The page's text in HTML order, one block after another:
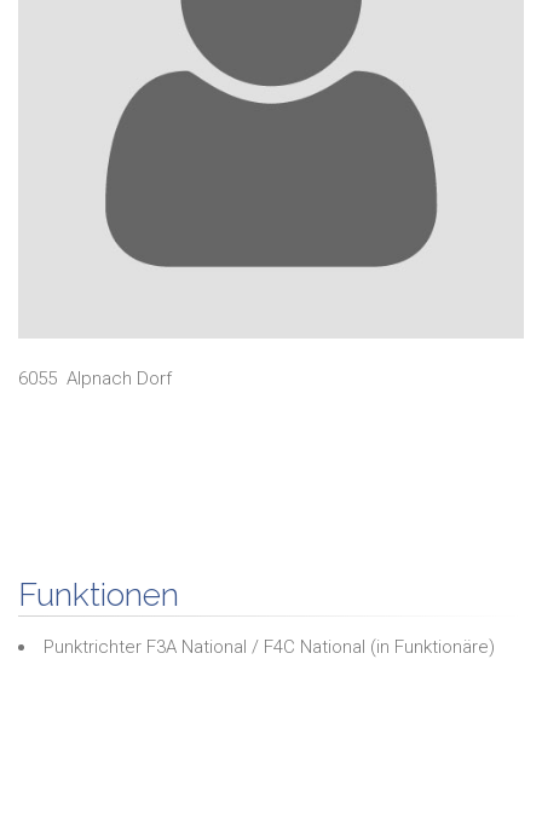
6055 Alpnach Dorf
Funktionen
Punktrichter F3A National / F4C National (in Funktionäre)